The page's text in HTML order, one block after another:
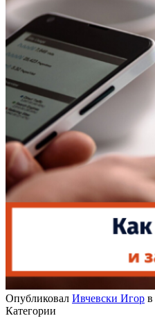
Опубликовал Ивчевски Игор в
Категории